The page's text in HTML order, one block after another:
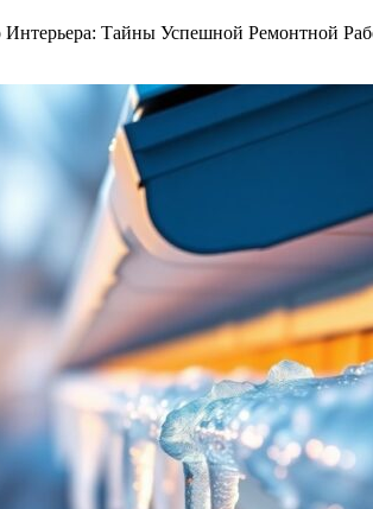
Интерьера: Тайны Успешной Ремонтной